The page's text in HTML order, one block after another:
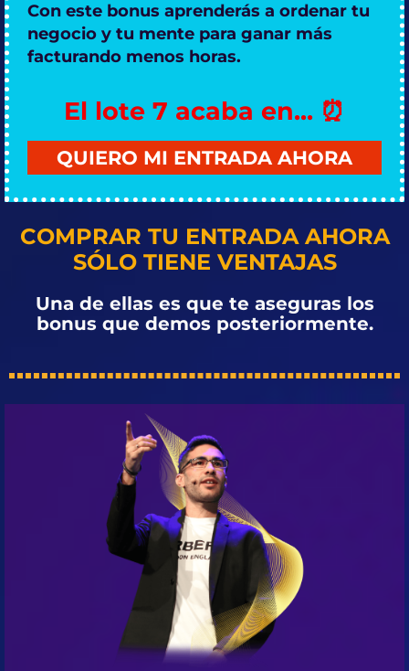
Con este bonus aprenderás a ordenar tu
negocio y tu mente para ganar más
facturando menos horas.
El lote 7 acaba en... ⏰
QUIERO MI ENTRADA AHORA
COMPRAR TU ENTRADA AHORA
SÓLO TIENE VENTAJAS
Una de ellas es que te aseguras los
bonus que demos posteriormente.